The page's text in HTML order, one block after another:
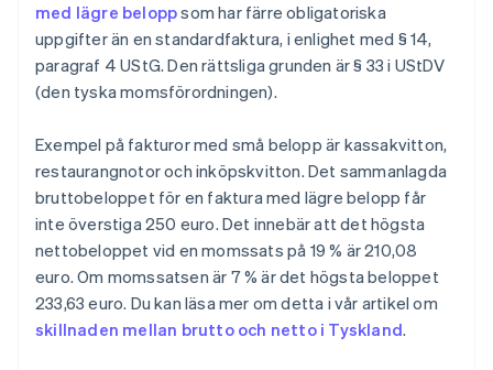
med lägre beloppsom har färre obligatoriska
uppgifter än en standardfaktura, i enlighet med § 14,
paragraf 4 UStG. Den rättsliga grunden är § 33 i UStDV
(den tyska momsförordningen).
Exempel på fakturor med små belopp är kassakvitton,
restaurangnotor och inköpskvitton. Det sammanlagda
bruttobeloppet för en faktura med lägre belopp får
inte överstiga 250 euro. Det innebär att det högsta
nettobeloppet vid en momssats på 19 % är 210,08
euro. Om momssatsen är 7 % är det högsta beloppet
233,63 euro. Du kan läsa mer om detta i vår artikel om
skillnaden mellan brutto och netto i Tyskland.